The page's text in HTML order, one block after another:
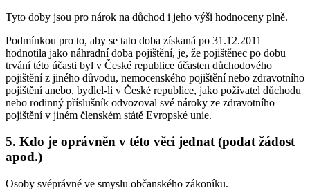
Tyto doby jsou pro nárok na důchod i jeho výši hodnoceny plně.
Podmínkou pro to, aby se tato doba získaná po 31.12.2011
hodnotila jako náhradní doba pojištění, je, že pojištěnec po dobu
trvání této účasti byl v České republice účasten důchodového
pojištění z jiného důvodu, nemocenského pojištění nebo zdravotního
pojištění anebo, bydlel-li v České republice, jako poživatel důchodu
nebo rodinný příslušník odvozoval své nároky ze zdravotního
pojištění v jiném členském státě Evropské unie.
5. Kdo je oprávněn v této věci jednat (podat žádost
apod.)
Osoby svéprávné ve smyslu občanského zákoníku.